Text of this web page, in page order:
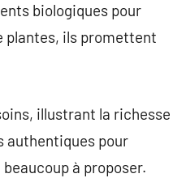
biologiques pour
plantes, ils promettent
illustrant la richesse
authentiques pour
à proposer.